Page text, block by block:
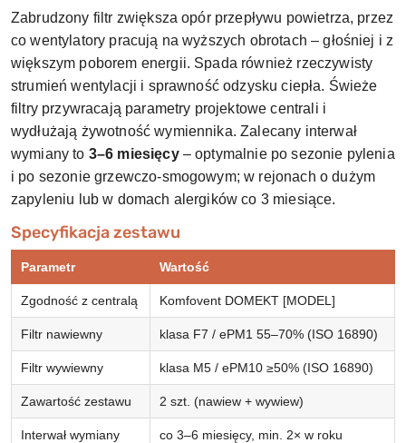
Zabrudzony filtr zwiększa opór przepływu powietrza, przez
co wentylatory pracują na wyższych obrotach – głośniej i z
większym poborem energii. Spada również rzeczywisty
strumień wentylacji i sprawność odzysku ciepła. Świeże
filtry przywracają parametry projektowe centrali i
wydłużają żywotność wymiennika. Zalecany interwał
wymiany to 3–6 miesięcy– optymalnie po sezonie pylenia
i po sezonie grzewczo-smogowym; w rejonach o dużym
zapyleniu lub w domach alergików co 3 miesiące.
Specyfikacja zestawu
Parametr Wartość
Zgodność z centralą Komfovent DOMEKT [MODEL]
Filtr nawiewny klasa F7 / ePM1 55–70% (ISO 16890)
Filtr wywiewny klasa M5 / ePM10 ≥50% (ISO 16890)
Zawartość zestawu 2 szt. (nawiew + wywiew)
Interwał wymiany co 3–6 miesięcy, min. 2× w roku